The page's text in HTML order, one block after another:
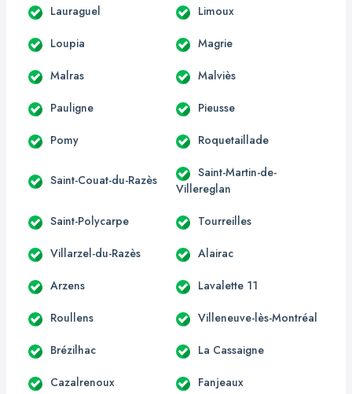
Lauraguel Limoux
Loupia Magrie
Malras Malviès
Pauligne Pieusse
Pomy Roquetaillade
Saint-Couat-du-Razès
Saint-Martin-de-
Villereglan
Saint-Polycarpe Tourreilles
Villarzel-du-Razès Alairac
Arzens Lavalette 11
Roullens Villeneuve-lès-Montréal
Brézilhac La Cassaigne
Cazalrenoux Fanjeaux